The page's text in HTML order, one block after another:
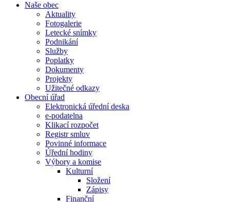
Naše obec
Aktuality
Fotogalerie
Letecké snímky
Podnikání
Služby
Poplatky
Dokumenty
Projekty
Užitečné odkazy
Obecní úřad
Elektronická úřední deska
e-podatelna
Klikací rozpočet
Registr smluv
Povinné informace
Úřední hodiny
Výbory a komise
Kulturní
Složení
Zápisy
Finanční